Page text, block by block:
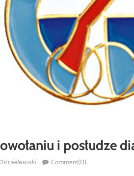
i posłudze
Comment(0)